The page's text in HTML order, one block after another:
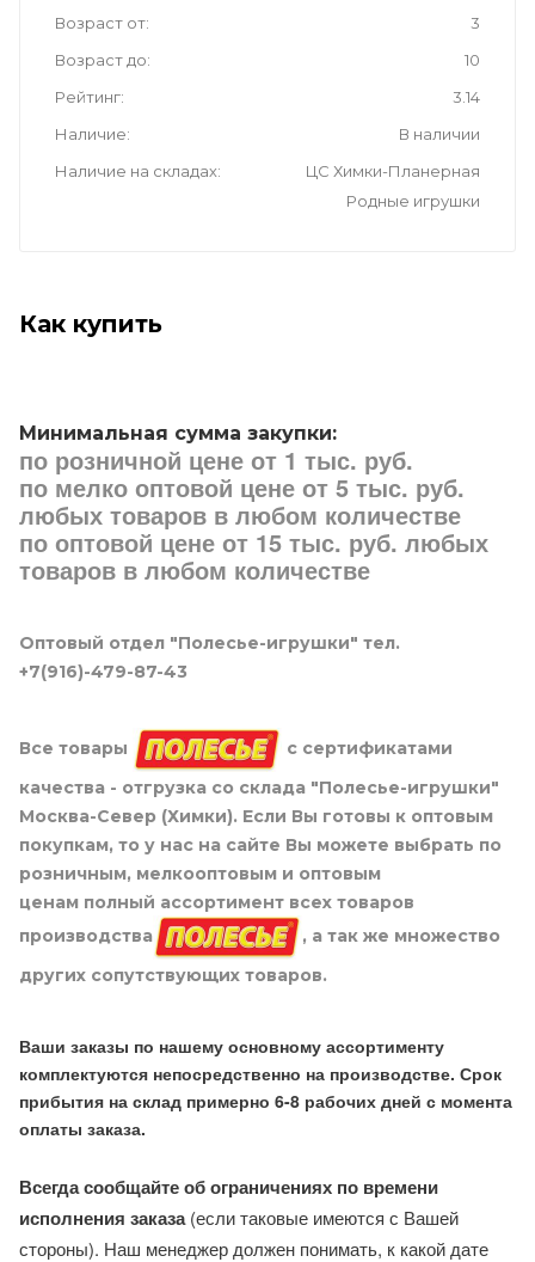
Возраст от
3
Возраст до
10
Рейтинг
3.14
Наличие
В наличии
Наличие на складах
ЦС Химки-Планерная
Родные игрушки
Как купить
Минимальная сумма закупки:
по розничной цене от 1 тыс. руб.
по мелко оптовой цене от 5 тыс. руб.
любых товаров в любом количестве
по оптовой цене от 15 тыс. руб. любых
товаров в любом количестве
Оптовый отдел "Полесье-игрушки" тел.
+7(916)-479-87-43
Все товары
с сертификатами
качества - отгрузка со склада "Полесье-игрушки"
Москва-Север (Химки). Если Вы готовы к оптовым
покупкам, то у нас на сайте Вы можете выбрать по
розничным, мелкооптовым и оптовым
ценам полный ассортимент всех товаров
производства
, а так же множество
других сопутствующих товаров.
Ваши заказы по нашему основному ассортименту
комплектуются непосредственно на производстве. Срок
прибытия на склад примерно 6-8 рабочих дней с момента
оплаты заказа.
Всегда сообщайте об ограничениях по времени
исполнения заказа(если таковые имеются с Вашей
стороны). Наш менеджер должен понимать, к какой дате